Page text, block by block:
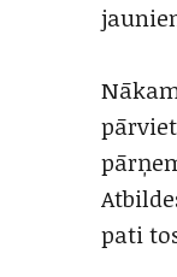
pati